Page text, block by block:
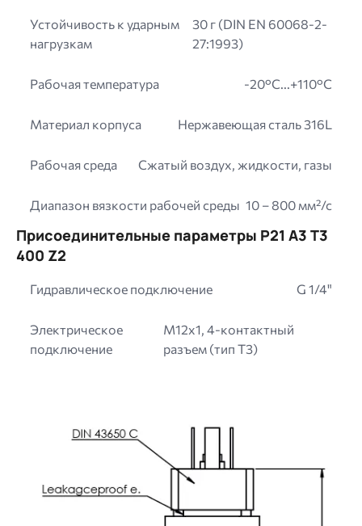
Устойчивость к ударным
нагрузкам
30 г (DIN EN 60068-2-
27:1993)
Рабочая температура -20°C...+110°C
Материал корпуса Нержавеющая сталь 316L
Рабочая среда Сжатый воздух, жидкости, газы
Диапазон вязкости рабочей среды 10 – 800 мм²/с
Присоединительные параметры P21 A3 T3
400 Z2
Гидравлическое подключение G 1/4"
Электрическое
подключение
M12x1, 4-контактный
разъем (тип T3)